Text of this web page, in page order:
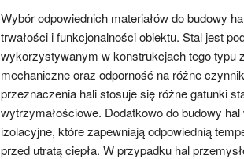
Wybór odpowiednich materiałów do budowy
trwałości i funkcjonalności obiektu. Stal jest
wykorzystywanym w konstrukcjach tego typu
mechaniczne oraz odporność na różne
przeznaczenia hali stosuje się różne gatunki
wytrzymałościowe. Dodatkowo do budowy
izolacyjne, które zapewniają odpowiednią
przed utratą ciepła. W przypadku hal